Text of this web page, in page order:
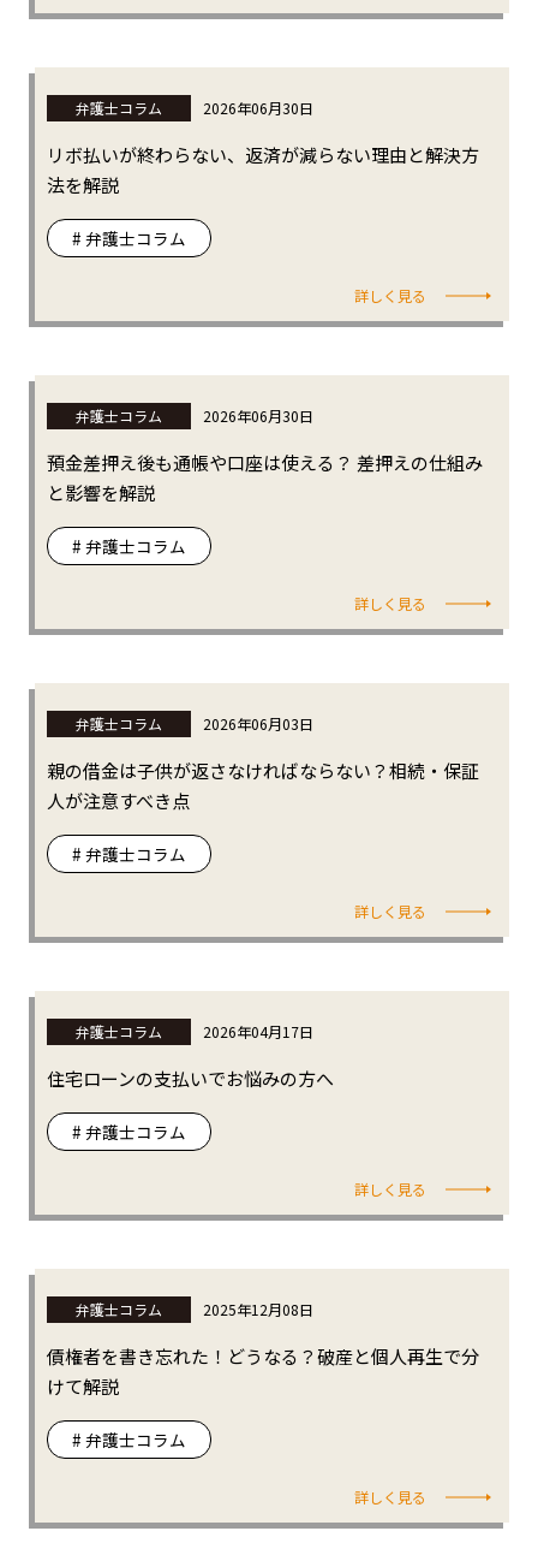
弁護士コラム 2026年06月30日
リボ払いが終わらない、返済が減らない理由と解決方
法を解説
# 弁護士コラム
詳しく見る
弁護士コラム 2026年06月30日
預金差押え後も通帳や口座は使える？ 差押えの仕組み
と影響を解説
# 弁護士コラム
詳しく見る
弁護士コラム 2026年06月03日
親の借金は子供が返さなければならない？相続・保証
人が注意すべき点
# 弁護士コラム
詳しく見る
弁護士コラム 2026年04月17日
住宅ローンの支払いでお悩みの方へ
# 弁護士コラム
詳しく見る
弁護士コラム 2025年12月08日
債権者を書き忘れた！どうなる？破産と個人再生で分
けて解説
# 弁護士コラム
詳しく見る